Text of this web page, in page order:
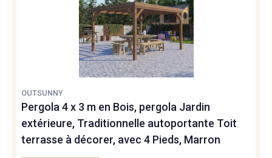
OUTSUNNY
Pergola 4 x 3 m en Bois, pergola Jardin
extérieure, Traditionnelle autoportante Toit
terrasse à décorer, avec 4 Pieds, Marron